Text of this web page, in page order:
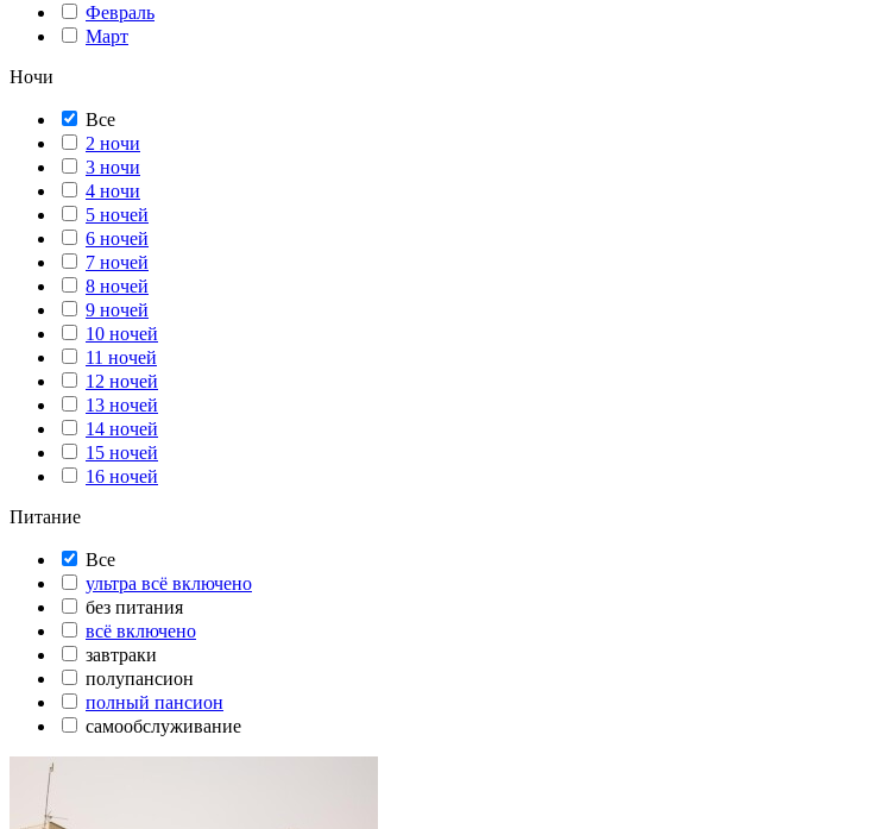
Февраль
Март
Ночи
Все
2 ночи
3 ночи
4 ночи
5 ночей
6 ночей
7 ночей
8 ночей
9 ночей
10 ночей
11 ночей
12 ночей
13 ночей
14 ночей
15 ночей
16 ночей
Питание
Все
ультра всё включено
без питания
всё включено
завтраки
полупансион
полный пансион
самообслуживание